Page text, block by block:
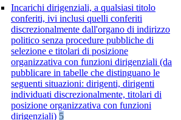
Incarichi dirigenziali, a qualsiasi titolo
conferiti, ivi inclusi quelli conferiti
discrezionalmente dall'organo di indirizzo
politico senza procedure pubbliche di
selezione e titolari di posizione
organizzativa con funzioni dirigenziali (da
pubblicare in tabelle che distinguano le
seguenti situazioni: dirigenti, dirigenti
individuati discrezionalmente, titolari di
posizione organizzativa con funzioni
dirigenziali) 5